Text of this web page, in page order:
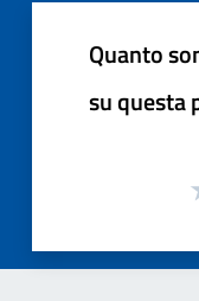
Quanto
su questa